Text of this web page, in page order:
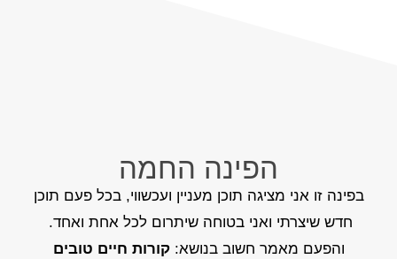
הפינה החמה
בפינה זו אני מציגה תוכן מעניין ועכשווי, בכל פעם תוכן
חדש שיצרתי ואני בטוחה שיתרום לכל אחת ואחד.
והפעם מאמר חשוב בנושא:קורות חיים טובים